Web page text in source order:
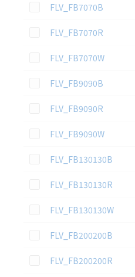
この資料を選択
FLV_FB7070B
この資料を選択
FLV_FB7070R
この資料を選択
FLV_FB7070W
この資料を選択
FLV_FB9090B
この資料を選択
FLV_FB9090R
この資料を選択
FLV_FB9090W
この資料を選択
FLV_FB130130B
この資料を選択
FLV_FB130130R
この資料を選択
FLV_FB130130W
この資料を選択
FLV_FB200200B
この資料を選択
FLV_FB200200R